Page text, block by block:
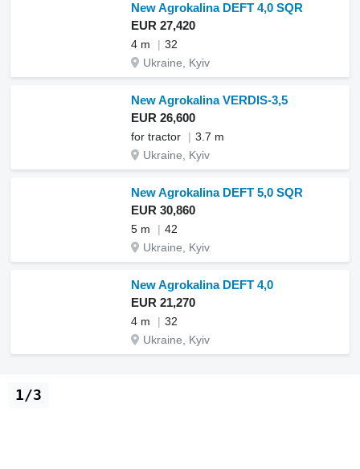
New Agrokalina DEFT 4,0 SQR
EUR 27,420
4 m
32
Ukraine, Kyiv
New Agrokalina VERDIS-3,5
EUR 26,600
for tractor
3.7 m
Ukraine, Kyiv
New Agrokalina DEFT 5,0 SQR
EUR 30,860
5 m
42
Ukraine, Kyiv
New Agrokalina DEFT 4,0
EUR 21,270
4 m
32
Ukraine, Kyiv
1/3